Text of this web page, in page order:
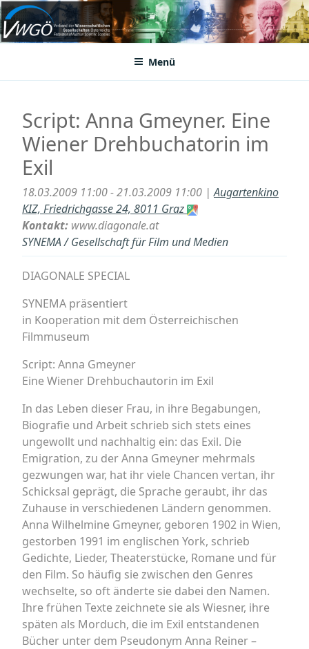
Zum
Inhalt
springenVWGÖ
Federation of Austrian Scientific Societies
Menü
Script: Anna Gmeyner. Eine
Wiener Drehbuchatorin im
Exil
18.03.2009 11:00 - 21.03.2009 11:00 |Augartenkino
KIZ, Friedrichgasse 24, 8011 Graz
Kontakt: www.diagonale.at
SYNEMA / Gesellschaft für Film und Medien
DIAGONALE SPECIAL
SYNEMA präsentiert
in Kooperation mit dem Österreichischen
Filmmuseum
Script: Anna Gmeyner
Eine Wiener Drehbuchautorin im Exil
In das Leben dieser Frau, in ihre Begabungen,
Biografie und Arbeit schrieb sich stets eines
ungewollt und nachhaltig ein: das Exil. Die
Emigration, zu der Anna Gmeyner mehrmals
gezwungen war, hat ihr viele Chancen vertan, ihr
Schicksal geprägt, die Sprache geraubt, ihr das
Zuhause in verschiedenen Ländern genommen.
Anna Wilhelmine Gmeyner, geboren 1902 in Wien,
gestorben 1991 im englischen York, schrieb
Gedichte, Lieder, Theaterstücke, Romane und für
den Film. So häufig sie zwischen den Genres
wechselte, so oft änderte sie dabei den Namen.
Ihre frühen Texte zeichnete sie als Wiesner, ihre
späten als Morduch, die im Exil entstandenen
Bücher unter dem Pseudonym Anna Reiner –